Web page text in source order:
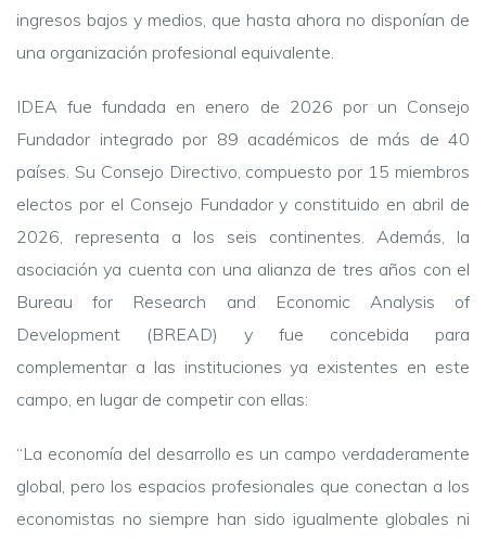
ingresos bajos y medios, que hasta ahora no disponían de
una organización profesional equivalente.
IDEA fue fundada en enero de 2026 por un Consejo
Fundador integrado por 89 académicos de más de 40
países. Su Consejo Directivo, compuesto por 15 miembros
electos por el Consejo Fundador y constituido en abril de
2026, representa a los seis continentes. Además, la
asociación ya cuenta con una alianza de tres años con el
Bureau for Research and Economic Analysis of
Development (BREAD) y fue concebida para
complementar a las instituciones ya existentes en este
campo, en lugar de competir con ellas:
“La economía del desarrollo es un campo verdaderamente
global, pero los espacios profesionales que conectan a los
economistas no siempre han sido igualmente globales ni